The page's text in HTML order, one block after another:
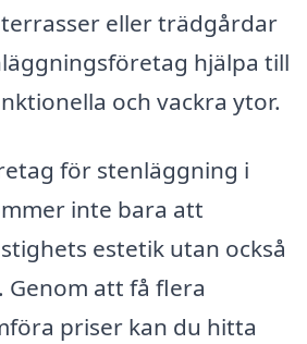
eller trädgårdar
hjälpa till
och vackra ytor.
för stenläggning i
inte bara att
estetik utan också
Genom att få flera
priser kan du hitta